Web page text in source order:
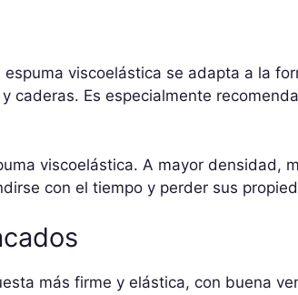
viscoelástica se adapta a la
caderas. Es especialmente
viscoelástica. A mayor densidad,
con el tiempo y perder sus
más firme y elástica, con buena